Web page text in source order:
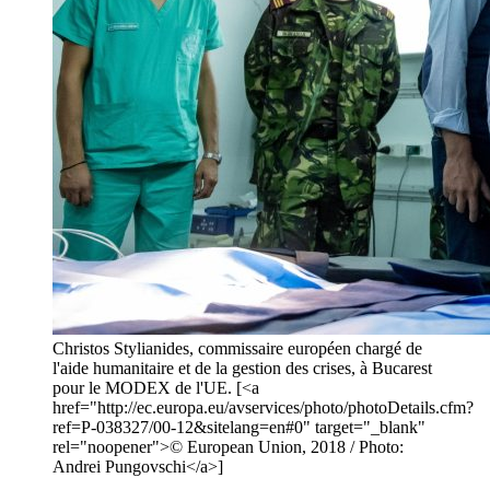
Christos Stylianides, commissaire européen chargé de
l'aide humanitaire et de la gestion des crises, à Bucarest
pour le MODEX de l'UE. [<a
href="http://ec.europa.eu/avservices/photo/photoDetails.cfm?
ref=P-038327/00-12&sitelang=en#0" target="_blank"
rel="noopener">© European Union, 2018 / Photo:
Andrei Pungovschi</a>]